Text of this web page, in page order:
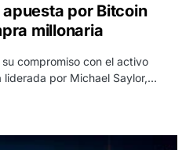
por Bitcoin
millonaria
compromiso con el activo
por Michael Saylor,…